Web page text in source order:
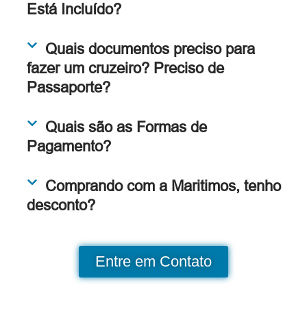
Está Incluído?
Quais documentos preciso para
fazer um cruzeiro? Preciso de
Passaporte?
Quais são as Formas de
Pagamento?
Comprando com a Maritimos, tenho
desconto?
Entre em Contato